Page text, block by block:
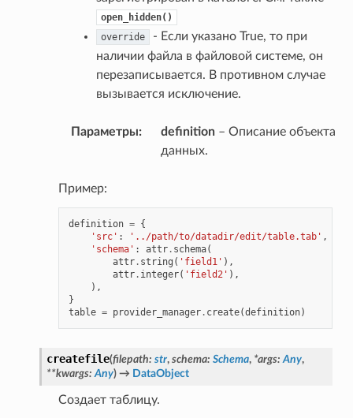
open_hidden()
override
- Если указано True, то при
наличии файла в файловой системе, он
перезаписывается. В противном случае
вызывается исключение.
Параметры: definition– Описание объекта
данных.
Пример:
definition = {
'src' : '../path/to/datadir/edit/table.tab' ,
'schema' : attr. schema(
attr. string ( 'field1' ),
attr. integer( 'field2' ),
),
}
table = provider_manager. create(definition)
createfile(filepath: str, schema: Schema, *args: Any,
**kwargs: Any) → DataObject
Создает таблицу.